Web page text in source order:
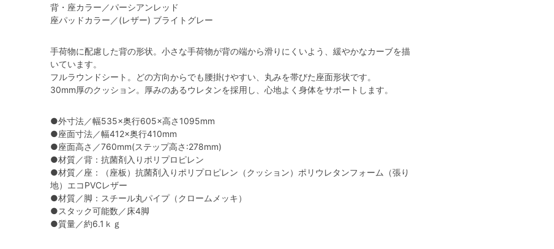
背・座カラー／パーシアンレッド
座パッドカラー／(レザー) ブライトグレー
手荷物に配慮した背の形状。小さな手荷物が背の端から滑りにくいよう、緩やかなカーブを描
いています。
フルラウンドシート。どの方向からでも腰掛けやすい、丸みを帯びた座面形状です。
30mm厚のクッション。厚みのあるウレタンを採用し、心地よく身体をサポートします。
●外寸法／幅535×奥行605×高さ1095mm
●座面寸法／幅412×奥行410mm
●座面高さ／760mm(ステップ高さ:278mm)
●材質／背：抗菌剤入りポリプロピレン
●材質／座：（座板）抗菌剤入りポリプロピレン（クッション）ポリウレタンフォーム（張り
地）エコPVCレザー
●材質／脚：スチール丸パイプ（クロームメッキ）
●スタック可能数／床4脚
●質量／約6.1ｋｇ